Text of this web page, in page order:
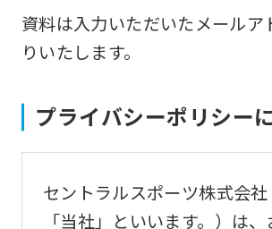
資料は入力いただいたメールア
りいたします。
プライバシーポリシー
セントラルスポーツ株式会社
「当社」といいます。）は